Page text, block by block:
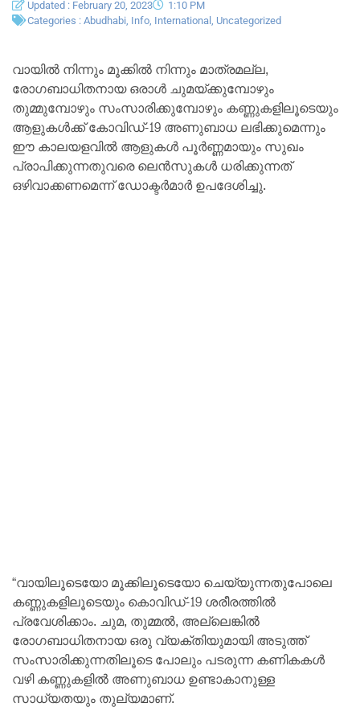
Updated : February 20, 2023
1:10 PM
Categories : Abudhabi Info International Uncategorized
വായിൽ നിന്നും മൂക്കിൽ നിന്നും മാത്രമല്ല,
രോഗബാധിതനായ ഒരാൾ ചുമയ്ക്കുമ്പോഴും
തുമ്മുമ്പോഴും സംസാരിക്കുമ്പോഴും കണ്ണുകളിലൂടെയും
ആളുകൾക്ക് കോവിഡ്-19 അണുബാധ ലഭിക്കുമെന്നും
ഈ കാലയളവിൽ ആളുകൾ പൂർണ്ണമായും സുഖം
പ്രാപിക്കുന്നതുവരെ ലെൻസുകൾ ധരിക്കുന്നത്
ഒഴിവാക്കണമെന്ന് ഡോക്ടർമാർ ഉപദേശിച്ചു.
“വായിലൂടെയോ മൂക്കിലൂടെയോ ചെയ്യുന്നതുപോലെ
കണ്ണുകളിലൂടെയും കൊവിഡ്-19 ശരീരത്തിൽ
പ്രവേശിക്കാം. ചുമ, തുമ്മൽ, അല്ലെങ്കിൽ
രോഗബാധിതനായ ഒരു വ്യക്തിയുമായി അടുത്ത്
സംസാരിക്കുന്നതിലൂടെ പോലും പടരുന്ന കണികകൾ
വഴി കണ്ണുകളിൽ അണുബാധ ഉണ്ടാകാനുള്ള
സാധ്യതയും തുല്യമാണ്.